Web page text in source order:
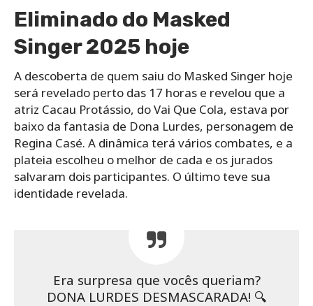
Eliminado do Masked
Singer 2025 hoje
A descoberta de quem saiu do Masked Singer hoje
será revelado perto das 17 horas e revelou que a
atriz Cacau Protássio, do Vai Que Cola, estava por
baixo da fantasia de Dona Lurdes, personagem de
Regina Casé. A dinâmica terá vários combates, e a
plateia escolheu o melhor de cada e os jurados
salvaram dois participantes. O último teve sua
identidade revelada.
Era surpresa que vocês queriam?
DONA LURDES DESMASCARADA! 🔍